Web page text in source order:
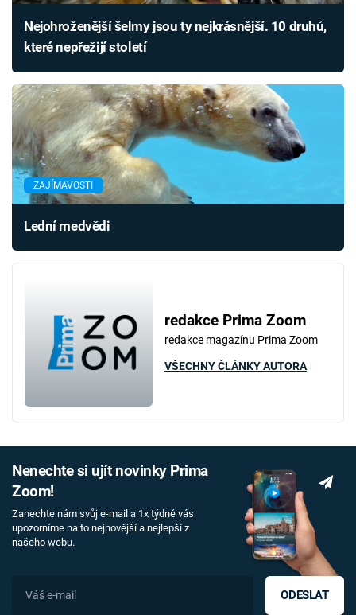
Nejohroženější šelmy jsou ty nejkrásnější. 10 druhů,
které nepřežijí století
ZAJÍMAVOSTI
Lední medvědi
redakce Prima Zoom
redakce magazínu Prima Zoom
VŠECHNY ČLÁNKY AUTORA
Nenechte si ujít novinky Prima
Zoom!
Zanechte nám svůj e-mail a 1x týdně vás
upozorníme na to nejnovější a nejlepší z
našeho webu.
ODESLAT